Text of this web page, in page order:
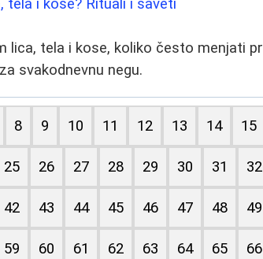
tela i kose? Rituali i saveti
lica, tela i kose, koliko često menjati
svakodnevnu negu.
8 9 10 11 12 13 14 15
25 26 27 28 29 30 31 32
42 43 44 45 46 47 48 49
59 60 61 62 63 64 65 66